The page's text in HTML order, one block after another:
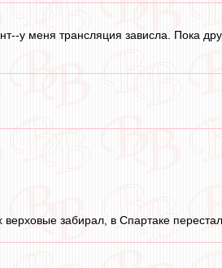
у меня трансляция зависла. Пока
забирал, в Спартаке